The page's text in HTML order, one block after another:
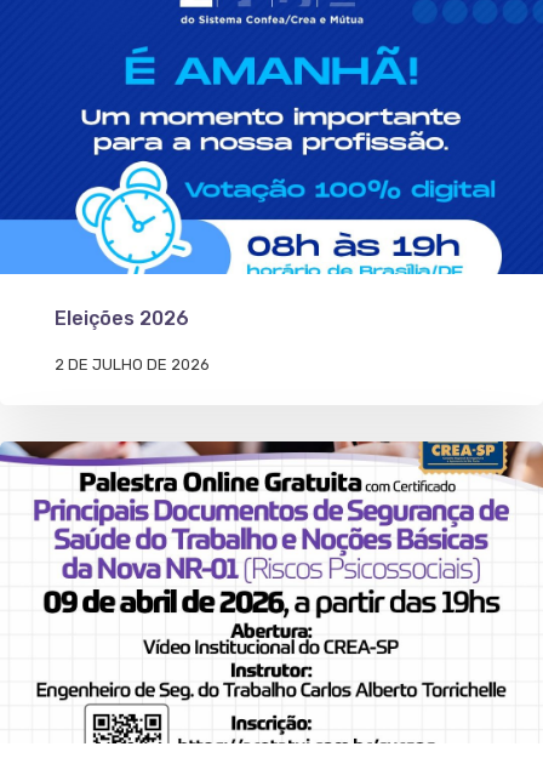
Eleições 2026
2 DE JULHO DE 2026